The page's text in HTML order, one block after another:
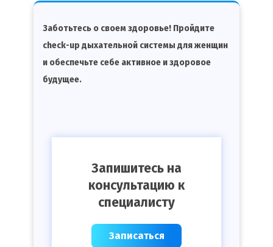
Заботьтесь о своем здоровье! Пройдите
check-up дыхательной системы для женщин
и обеспечьте себе активное и здоровое
будущее.
Запишитесь на
консультацию к
специалисту
Записаться